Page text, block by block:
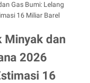
Gas Bumi: Lelang
16 Miliar Barel
Minyak dan
2026
16